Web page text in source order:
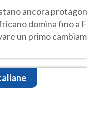
ancora
domina fino a
un primo